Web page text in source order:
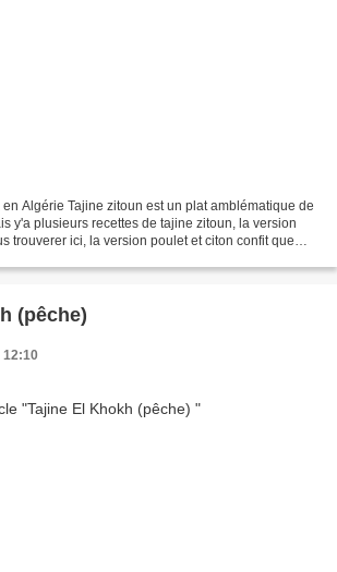
Algérie Tajine zitoun est un plat amblématique de
y'a plusieurs recettes de tajine zitoun, la version
trouverer ici, la version poulet et citon confit que
(pêche)
12:10